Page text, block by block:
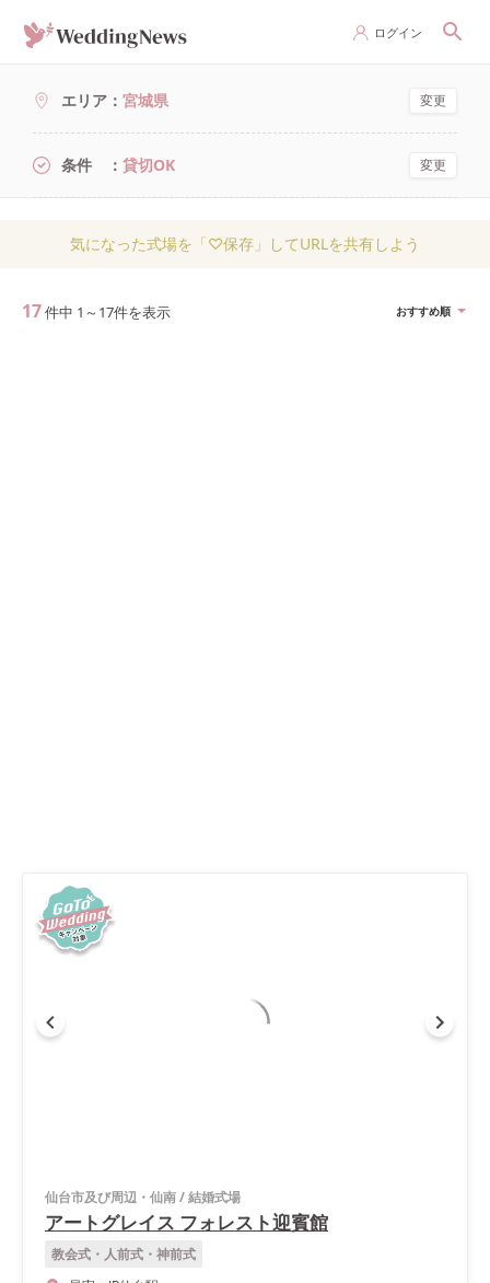
ログイン
エリア 宮城県 変更
条件 貸切OK 変更
気になった式場を「♡保存」してURLを共有しよう
17件中 1 ～ 17件を表示 おすすめ順
仙台市及び周辺・仙南/結婚式場
アートグレイス フォレスト迎賓館
教会式・人前式・神前式